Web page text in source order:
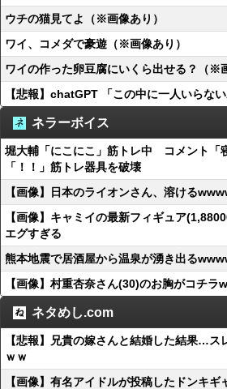
ウチの猫見てよ（※画像あり）
ワイ、コメダで豪遊（※画像あり）
ワイの作った卵豆腐にいくら出せる？（※
【悲報】chatGPT 「この中に一人いらな
ネラーボイス
堀大輔「にこにこ」筋トレ中 コメント「
「！！」筋トレ器具を破壊
【画像】日本のライオンさん、溶ける
【画像】キャミイの最新フィギュア
エグすぎる
熊本地震で居酒屋から温泉が湧き出る
【画像】村重杏奈さん(30)のお胸がコチ
ネタめし.com
【悲報】兄貴の嫁さんと結婚した結果…ス
ｗｗ
【画像】有名アイドルが投稿したドンキ